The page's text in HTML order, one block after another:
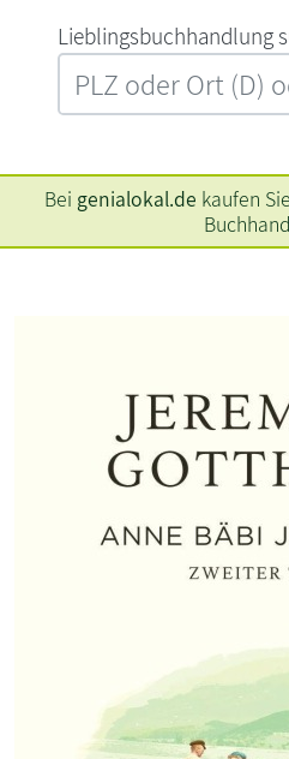
L‍i‍e‍b‍l‍i‍n‍g‍s‍b‍u‍c‍h‍h‍a‍n‍d‍l‍u‍n‍g‍
Bei genialokal.de kaufen